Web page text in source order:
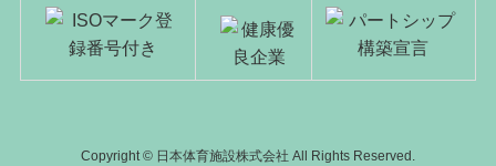
Copyright © 日本体育施設株式会社 All Rights Reserved.